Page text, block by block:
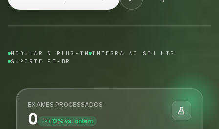
MODULAR & PLUG-IN INTEGRA AO SEU LIS
SUPORTE PT-BR
EXAMES PROCESSADOS
0 +12% vs. ontem